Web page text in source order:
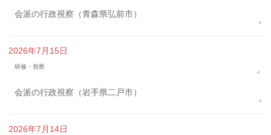
会派の行政視察（青森県弘前市）
2026年7月15日
研修・視察
会派の行政視察（岩手県二戸市）
2026年7月14日